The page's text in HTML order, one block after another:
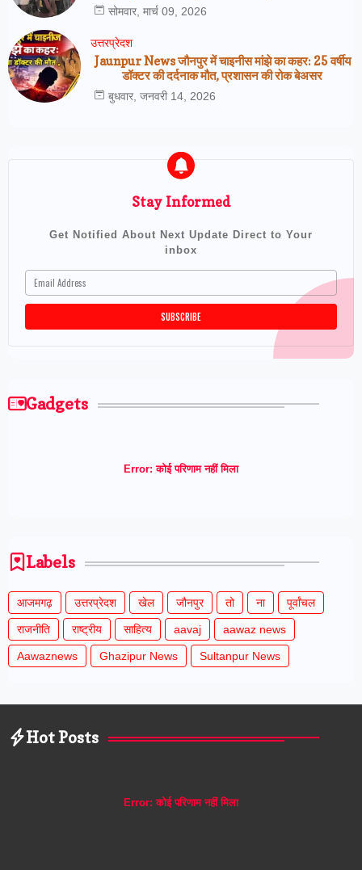
सोमवार, मार्च 09, 2026
उत्तरप्रेदश
Jaunpur News जौनपुर में चाइनीस मांझे का कहर: 25 वर्षीय
डॉक्टर की दर्दनाक मौत, प्रशासन की रोक बेअसर
बुधवार, जनवरी 14, 2026
Stay Informed
Get Notified About Next Update Direct to Your
inbox
Gadgets
Error: कोई परिणाम नहीं मिला
Labels
आजमगढ़ उत्तरप्रेदश खेल जौनपुर तो ना पूर्वांचल
राजनीति राष्ट्रीय साहित्य aavaj aawaz news
Aawaznews Ghazipur News Sultanpur News
Hot Posts
Error: कोई परिणाम नहीं मिला